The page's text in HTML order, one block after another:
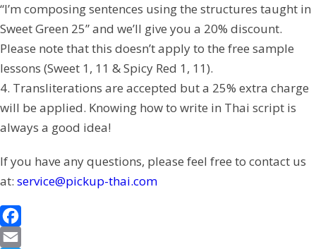
“I’m composing sentences using the structures taught in
Sweet Green 25” and we’ll give you a 20% discount.
Please note that this doesn’t apply to the free sample
lessons (Sweet 1, 11 & Spicy Red 1, 11).
4. Transliterations are accepted but a 25% extra charge
will be applied. Knowing how to write in Thai script is
always a good idea!
If you have any questions, please feel free to contact us
at: service@pickup-thai.com
F